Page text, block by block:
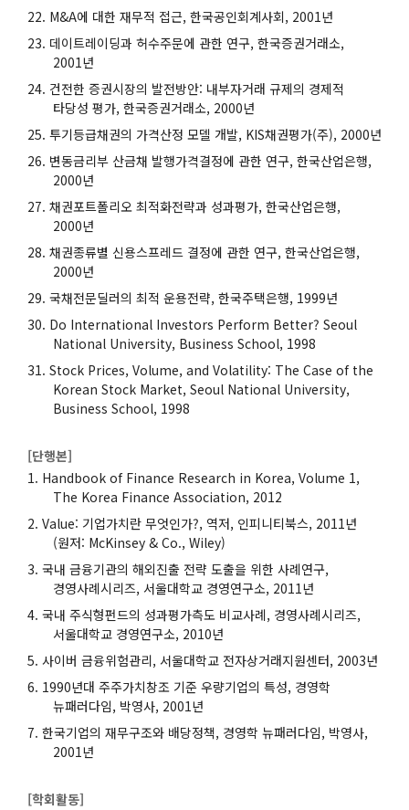
M&A에 대한 재무적 접근, 한국공인회계사회, 2001년
데이트레이딩과 허수주문에 관한 연구, 한국증권거래소,
2001년
건전한 증권시장의 발전방안: 내부자거래 규제의 경제적
타당성 평가, 한국증권거래소, 2000년
투기등급채권의 가격산정 모델 개발, KIS채권평가(주), 2000년
변동금리부 산금채 발행가격결정에 관한 연구, 한국산업은행,
2000년
채권포트폴리오 최적화전략과 성과평가, 한국산업은행,
2000년
채권종류별 신용스프레드 결정에 관한 연구, 한국산업은행,
2000년
국채전문딜러의 최적 운용전략, 한국주택은행, 1999년
Do International Investors Perform Better? Seoul
National University, Business School, 1998
Stock Prices, Volume, and Volatility: The Case of the
Korean Stock Market, Seoul National University,
Business School, 1998
[단행본]
Handbook of Finance Research in Korea, Volume 1,
The Korea Finance Association, 2012
Value: 기업가치란 무엇인가?, 역저, 인피니티북스, 2011년
(원저: McKinsey & Co., Wiley)
국내 금융기관의 해외진출 전략 도출을 위한 사례연구,
경영사례시리즈, 서울대학교 경영연구소, 2011년
국내 주식형펀드의 성과평가측도 비교사례, 경영사례시리즈,
서울대학교 경영연구소, 2010년
사이버 금융위험관리, 서울대학교 전자상거래지원센터, 2003년
1990년대 주주가치창조 기준 우량기업의 특성, 경영학
뉴패러다임, 박영사, 2001년
한국기업의 재무구조와 배당정책, 경영학 뉴패러다임, 박영사,
2001년
[학회활동]